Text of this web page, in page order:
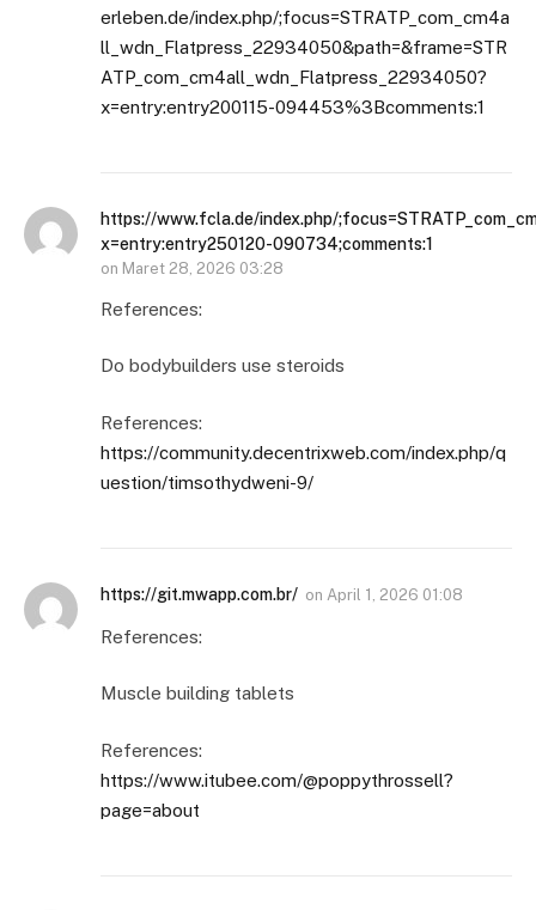
erleben.de/index.php/;focus=STRATP_com_cm4a
ll_wdn_Flatpress_22934050&path=&frame=STR
ATP_com_cm4all_wdn_Flatpress_22934050?
x=entry:entry200115-094453%3Bcomments:1
https://www.fcla.de/index.php/
x=entry:entry250120-090734;comments:1
on Maret 28, 2026 03:28
References:
Do bodybuilders use steroids
References:
https://community.decentrixweb.com/index.php/q
uestion/timsothydweni-9/
https://git.mwapp.com.br/ on April 1, 2026 01:08
References:
Muscle building tablets
References:
https://www.itubee.com/@poppythrossell?
page=about